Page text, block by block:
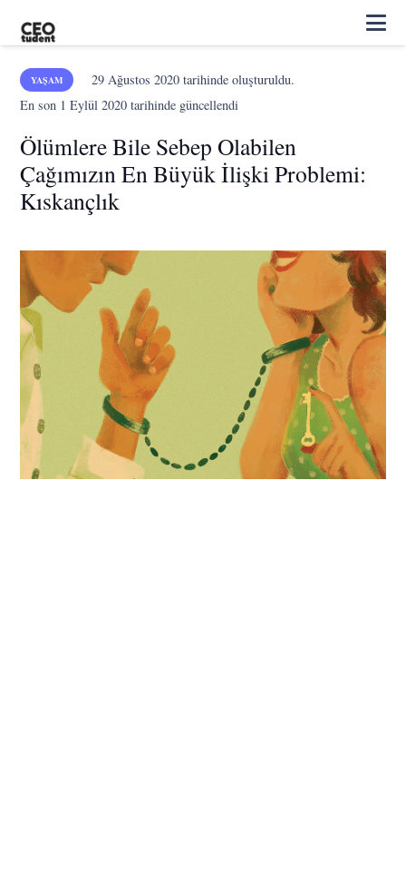
YAŞAM 29 Ağustos 2020tarihinde oluşturuldu.
En son 1 Eylül 2020 tarihinde güncellendi
Ölümlere Bile Sebep Olabilen
Çağımızın En Büyük İlişki Problemi:
Kıskançlık